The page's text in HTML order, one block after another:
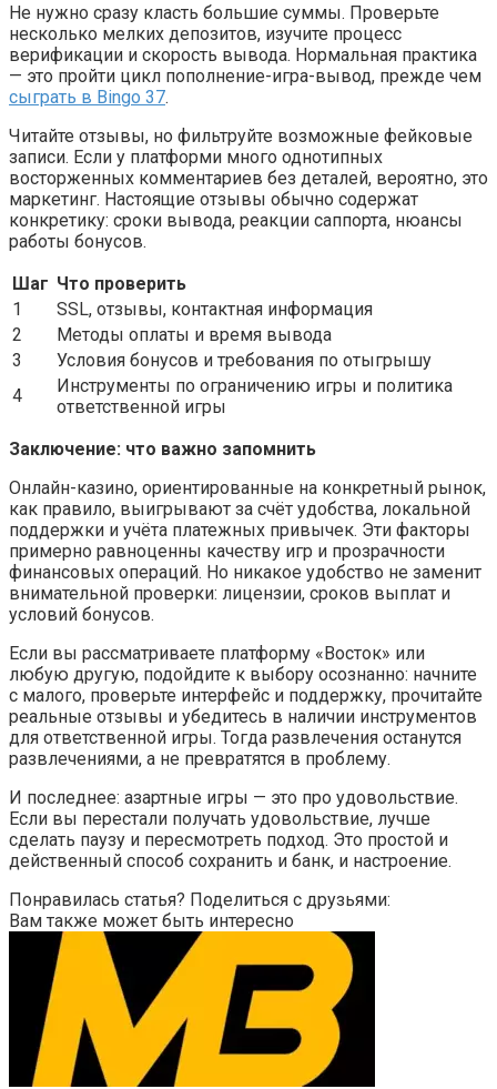
Не нужно сразу класть большие суммы. Проверьте
несколько мелких депозитов, изучите процесс
верификации и скорость вывода. Нормальная практика
— это пройти цикл пополнение-игра-вывод, прежде чем
сыграть в Bingo 37.
Читайте отзывы, но фильтруйте возможные фейковые
записи. Если у платформи много однотипных
восторженных комментариев без деталей, вероятно, это
маркетинг. Настоящие отзывы обычно содержат
конкретику: сроки вывода, реакции саппорта, нюансы
работы бонусов.
Шаг Что проверить
1
SSL, отзывы, контактная информация
2
Методы оплаты и время вывода
3
Условия бонусов и требования по отыгрышу
4
Инструменты по ограничению игры и политика
ответственной игры
Заключение: что важно запомнить
Онлайн-казино, ориентированные на конкретный рынок,
как правило, выигрывают за счёт удобства, локальной
поддержки и учёта платежных привычек. Эти факторы
примерно равноценны качеству игр и прозрачности
финансовых операций. Но никакое удобство не заменит
внимательной проверки: лицензии, сроков выплат и
условий бонусов.
Если вы рассматриваете платформу «Восток» или
любую другую, подойдите к выбору осознанно: начните
с малого, проверьте интерфейс и поддержку, прочитайте
реальные отзывы и убедитесь в наличии инструментов
для ответственной игры. Тогда развлечения останутся
развлечениями, а не превратятся в проблему.
И последнее: азартные игры — это про удовольствие.
Если вы перестали получать удовольствие, лучше
сделать паузу и пересмотреть подход. Это простой и
действенный способ сохранить и банк, и настроение.
Понравилась статья? Поделиться с друзьями:
Вам также может быть интересно